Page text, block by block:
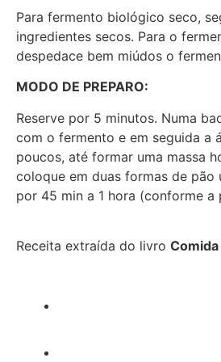
Para fermento biológico seco,
ingredientes secos. Para o
despedace bem miúdos o
MODO DE PREPARO:
Reserve por 5 minutos. Numa
com o fermento e em seguida a
poucos, até formar uma massa
coloque em duas formas de pão
por 45 min a 1 hora (conforme
Receita extraída do livro